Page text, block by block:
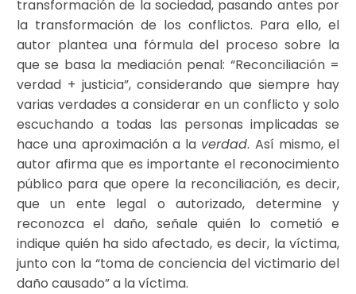
transformación de la sociedad, pasando antes por
la transformación de los conflictos. Para ello, el
autor plantea una fórmula del proceso sobre la
que se basa la mediación penal: “Reconciliación =
verdad + justicia”, considerando que siempre hay
varias verdades a considerar en un conflicto y solo
escuchando a todas las personas implicadas se
hace una aproximación a la verdad. Así mismo, el
autor afirma que es importante el reconocimiento
público para que opere la reconciliación, es decir,
que un ente legal o autorizado, determine y
reconozca el daño, señale quién lo cometió e
indique quién ha sido afectado, es decir, la víctima,
junto con la “toma de conciencia del victimario del
daño causado” a la víctima.